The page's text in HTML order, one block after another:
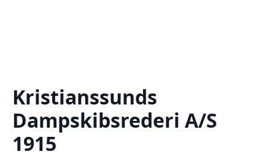
Kristianssunds
Dampskibsrederi A/S
1915